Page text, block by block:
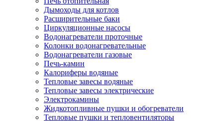
Дымоходы для котлов
Расширительные баки
Циркуляционные насосы
Водонагреватели проточные
Колонки водонагревательные
Водонагреватели газовые
Печь-камин
Калориферы водяные
Тепловые завесы водяные
Тепловые завесы электрические
Электрокамины
Жидкотопливные пушки и обогреватели
Тепловые пушки и тепловентиляторы